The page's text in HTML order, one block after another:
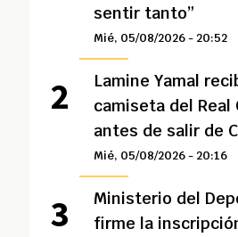
sentir tanto”
Mié, 05/08/2026 - 20:52
Lamine Yamal
camiseta del Real
antes de salir de
Mié, 05/08/2026 - 20:16
Ministerio del
firme la